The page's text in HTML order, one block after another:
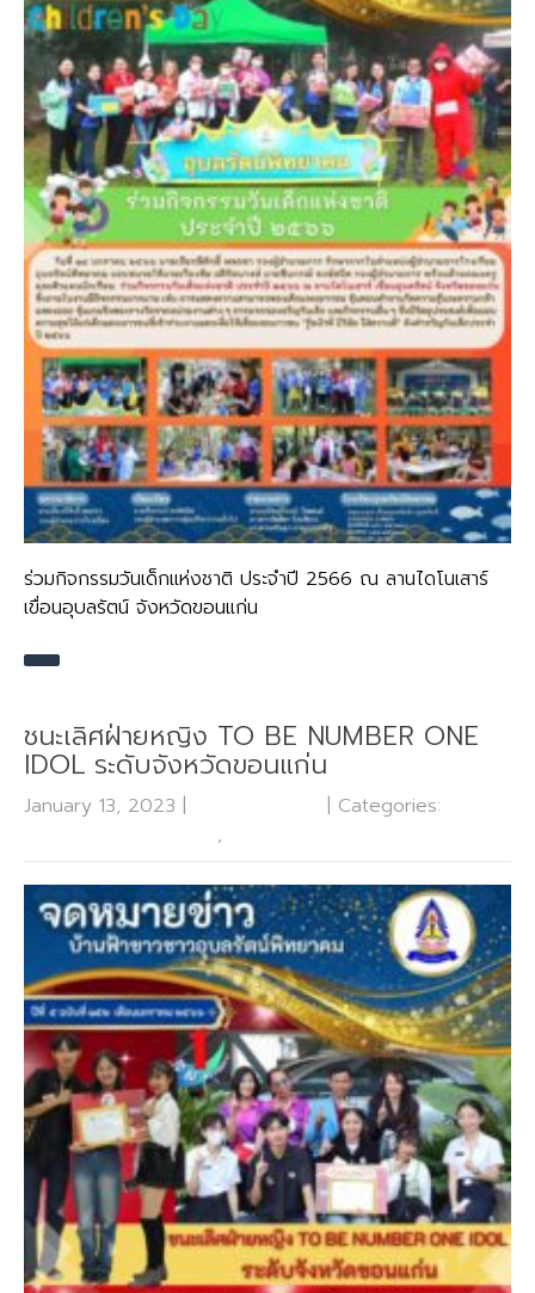
ร่วมกิจกรรมวันเด็กแห่งชาติ ประจำปี 2566 ณ ลานไดโนเสาร์
เขื่อนอุบลรัตน์ จังหวัดขอนแก่น
ชนะเลิศฝ่ายหญิง TO BE NUMBER ONE
IDOL ระดับจังหวัดขอนแก่น
January 13, 2023 | | Categories:
,